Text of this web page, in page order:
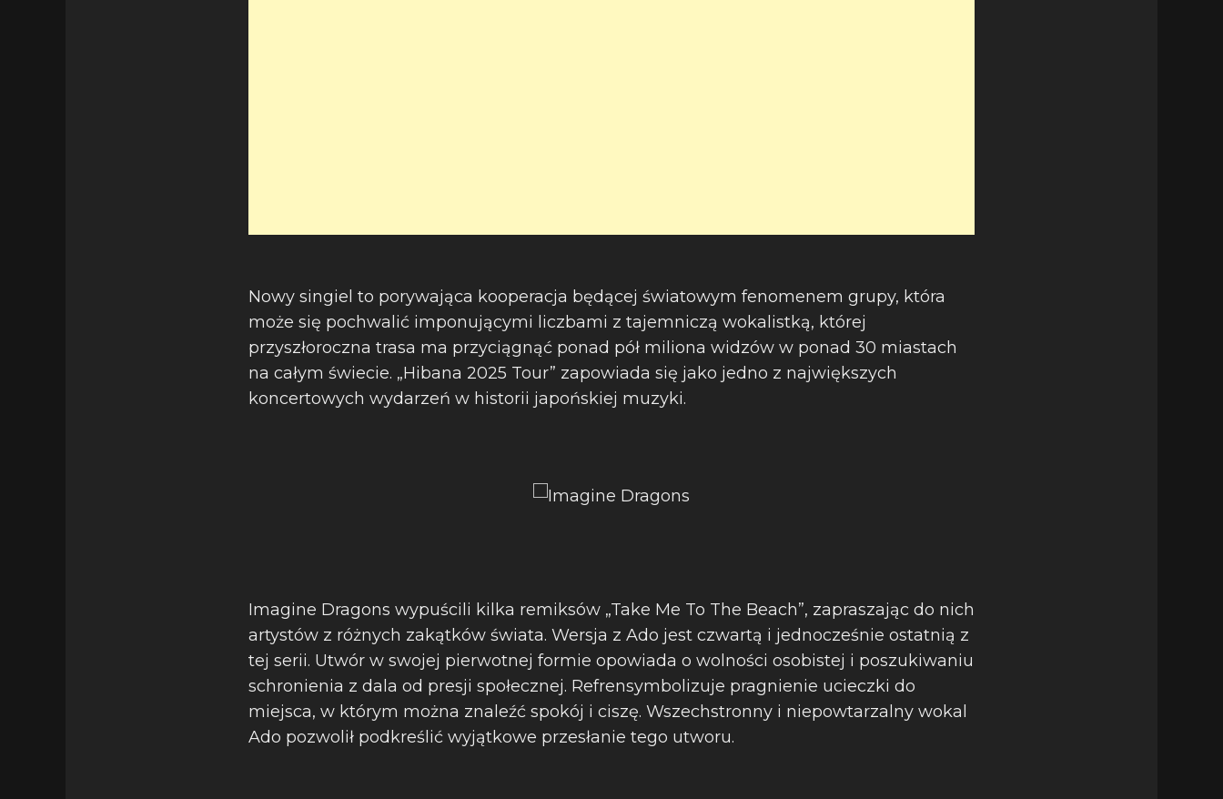
Nowy singiel to porywająca kooperacja będącej światowym fenomenem grupy, która
może się pochwalić imponującymi liczbami z tajemniczą wokalistką, której
przyszłoroczna trasa ma przyciągnąć ponad pół miliona widzów w ponad 30 miastach
na całym świecie. „Hibana 2025 Tour” zapowiada się jako jedno z największych
koncertowych wydarzeń w historii japońskiej muzyki.
Imagine Dragons wypuścili kilka remiksów „Take Me To The Beach”, zapraszając do nich
artystów z różnych zakątków świata. Wersja z Ado jest czwartą i jednocześnie ostatnią z
tej serii. Utwór w swojej pierwotnej formie opowiada o wolności osobistej i poszukiwaniu
schronienia z dala od presji społecznej. Refrensymbolizuje pragnienie ucieczki do
miejsca, w którym można znaleźć spokój i ciszę. Wszechstronny i niepowtarzalny wokal
Ado pozwolił podkreślić wyjątkowe przesłanie tego utworu.